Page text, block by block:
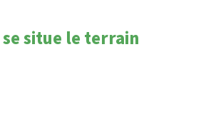
se situe le terrain